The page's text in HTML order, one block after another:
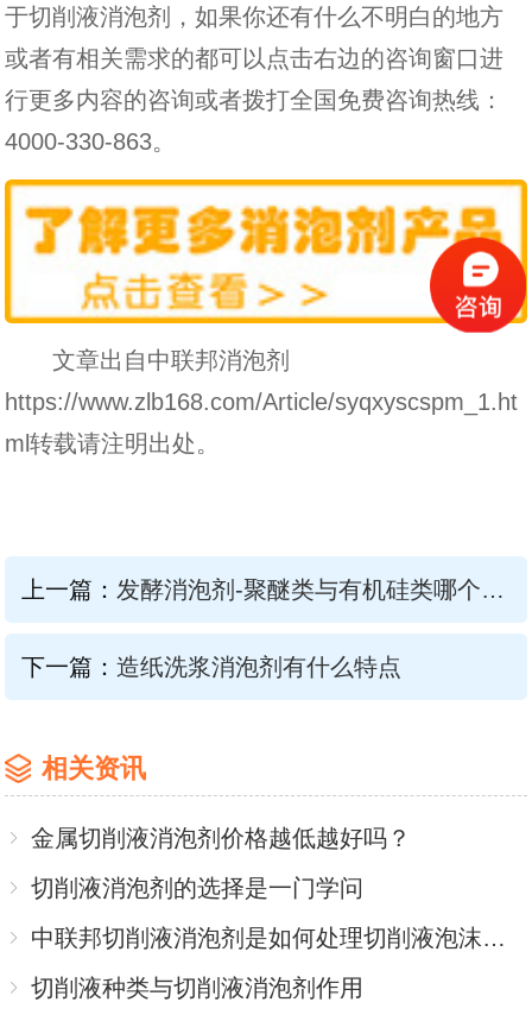
于切削液消泡剂，如果你还有什么不明白的地方
或者有相关需求的都可以点击右边的咨询窗口进
行更多内容的咨询或者拨打全国免费咨询热线：
4000-330-863。
文章出自中联邦消泡剂
https://www.zlb168.com/Article/syqxyscspm_1.ht
ml转载请注明出处。
上一篇： 发酵消泡剂-聚醚类与有机硅类哪个效果好
下一篇： 造纸洗浆消泡剂有什么特点
相关资讯
金属切削液消泡剂价格越低越好吗？
切削液消泡剂的选择是一门学问
中联邦切削液消泡剂是如何处理切削液泡沫问题的呢?
切削液种类与切削液消泡剂作用